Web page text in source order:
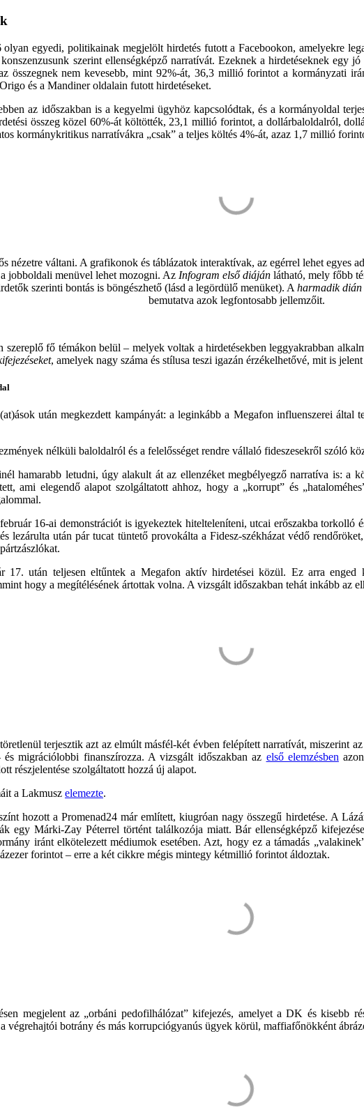
egyedi, politikainak megjelölt hirdetés futott a Facebookon, amelyekre
szerint ellenségképző narratívát. Ezeknek a hirdetéseknek egy
összegnek nem kevesebb, mint 92%-át, 36,3 millió forintot a kormányzati
és a Mandiner oldalain futott hirdetéseket.
az időszakban is a kegyelmi ügyhöz kapcsolódtak, és a kormányoldal
összeg közel 60%-át költötték, 23,1 millió forintot, a dollárbaloldalról,
kormánykritikus narratívákra „csak” a teljes költés 4%-át, azaz 1,7 millió
nézetre váltani. A grafikonok és táblázatok interaktívak, az egérrel lehet egyes
jobboldali menüvel lehet mozogni. Az Infogram első diájánlátható, mely főbb
szerinti bontás is böngészhető (lásd a legördülő menüket). A harmadik dián
bemutatva azok legfontosabb jellemzőit.
fő témákon belül – melyek voltak a hirdetésekben leggyakrabban
, amelyek nagy száma és stílusa teszi igazán érzékelhetővé, mit is
után megkezdett kampányát: a leginkább a Megafon influenszerei által
nélküli baloldalról és a felelősséget rendre vállaló fideszesekről szóló
hamarabb letudni, úgy alakult át az ellenzéket megbélyegző narratíva is: a
ami elegendő alapot szolgáltatott ahhoz, hogy a „korrupt” és
16-ai demonstrációt is igyekeztek hitelteleníteni, utcai erőszakba torkolló
lezárulta után pár tucat tüntető provokálta a Fidesz-székházat védő
17. után teljesen eltűntek a Megafon aktív hirdetései közül. Ez arra
hogy a megítélésének ártottak volna. A vizsgált időszakban tehát inkább az
terjesztik azt az elmúlt másfél-két évben felépített narratívát, miszerint
migrációlobbi finanszírozza. A vizsgált időszakban az első elemzésben
részjelentése szolgáltatott hozzá új alapot.
a Lakmusz elemezte.
hozott a Promenad24 már említett, kiugróan nagy összegű hirdetése. A
egy Márki-Zay Péterrel történt találkozója miatt. Bár ellenségképző
iránt elkötelezett médiumok esetében. Azt, hogy ez a támadás
forintot – erre a két cikkre mégis mintegy kétmillió forintot áldoztak.
megjelent az „orbáni pedofilhálózat” kifejezés, amelyet a DK és kisebb
végrehajtói botrány és más korrupciógyanús ügyek körül, maffiafőnökként